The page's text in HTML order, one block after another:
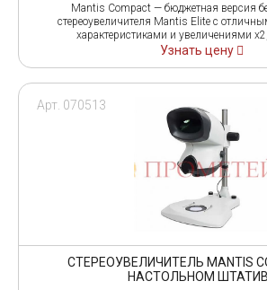
Mantis Compact — бюджетная версия
стереоувеличителя Mantis Elite с
характеристиками и увеличениями
Узнать цену
Арт. 070513
СТЕРЕОУВЕЛИЧИТЕЛЬ MANTIS
НАСТОЛЬНОМ